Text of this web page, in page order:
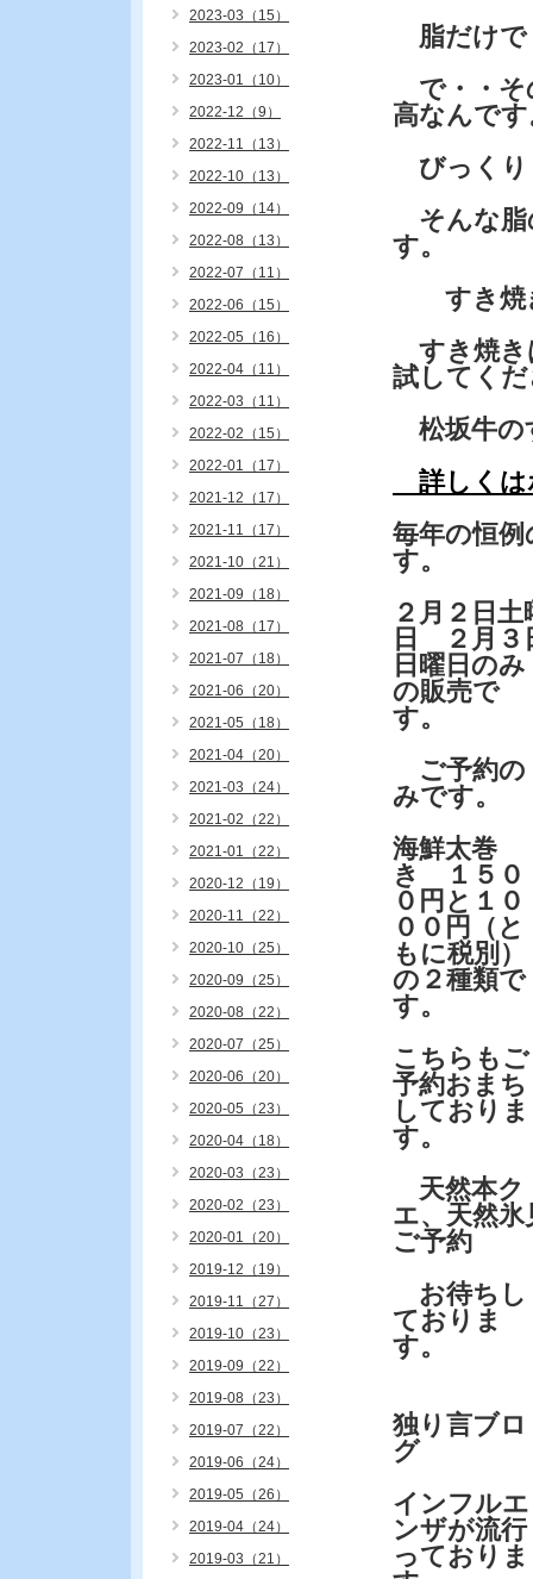
脂だけで
で・・そ
高なんで
びっくり
そんな脂
す。
すき焼き
すき焼き
試してく
松坂牛の
詳しくは
毎年の恒
す。
２月２日土
日 ２月３
日曜日のみ
の販売で
す。
ご予約の
みです。
海鮮太巻
き １５０
０円と１０
００円（と
もに税別）
の２種類で
す。
こちらもご
予約おまち
しておりま
す。
天然本ク
エ、天然
ご予約
お待ちし
ておりま
す。
独り言ブロ
グ
インフルエ
ンザが流行
っておりま
2023-03（15）
2023-02（17）
2023-01（10）
2022-12（9）
2022-11（13）
2022-10（13）
2022-09（14）
2022-08（13）
2022-07（11）
2022-06（15）
2022-05（16）
2022-04（11）
2022-03（11）
2022-02（15）
2022-01（17）
2021-12（17）
2021-11（17）
2021-10（21）
2021-09（18）
2021-08（17）
2021-07（18）
2021-06（20）
2021-05（18）
2021-04（20）
2021-03（24）
2021-02（22）
2021-01（22）
2020-12（19）
2020-11（22）
2020-10（25）
2020-09（25）
2020-08（22）
2020-07（25）
2020-06（20）
2020-05（23）
2020-04（18）
2020-03（23）
2020-02（23）
2020-01（20）
2019-12（19）
2019-11（27）
2019-10（23）
2019-09（22）
2019-08（23）
2019-07（22）
2019-06（24）
2019-05（26）
2019-04（24）
2019-03（21）